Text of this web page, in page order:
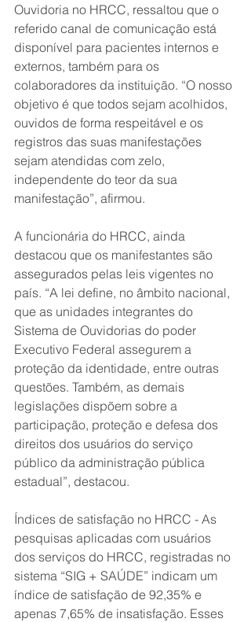
Ouvidoria no HRCC, ressaltou que o
referido canal de comunicação está
disponível para pacientes internos e
externos, também para os
colaboradores da instituição. “O nosso
objetivo é que todos sejam acolhidos,
ouvidos de forma respeitável e os
registros das suas manifestações
sejam atendidas com zelo,
independente do teor da sua
manifestação”, afirmou.
A funcionária do HRCC, ainda
destacou que os manifestantes são
assegurados pelas leis vigentes no
país. “A lei define, no âmbito nacional,
que as unidades integrantes do
Sistema de Ouvidorias do poder
Executivo Federal assegurem a
proteção da identidade, entre outras
questões. Também, as demais
legislações dispõem sobre a
participação, proteção e defesa dos
direitos dos usuários do serviço
público da administração pública
estadual”, destacou.
Índices de satisfação no HRCC - As
pesquisas aplicadas com usuários
dos serviços do HRCC, registradas no
sistema “SIG + SAÚDE” indicam um
índice de satisfação de 92,35% e
apenas 7,65% de insatisfação. Esses